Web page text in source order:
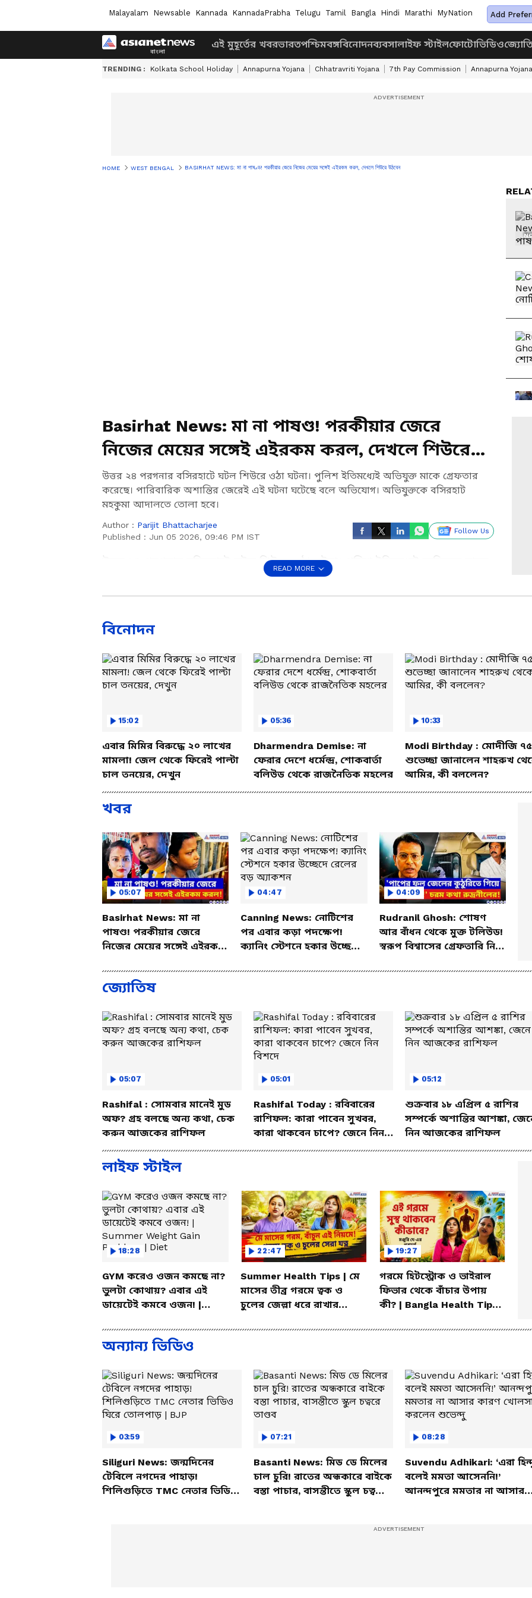
Malayalam Newsable Kannada KannadaPrabha Telugu Tamil Bangla Hindi Marathi MyNation Add
এই মুহূর্তের খবরভারতপশ্চিমবঙ্গবিনোদনব্যবসালাইফ স্টাইলফোটোভিডিও
TRENDING : Kolkata School Holiday Annapurna Yojana Chhatravriti Yojana 7th Pay Commission Annapurna
HOME WEST BENGAL BASIRHAT NEWS: মা না পাষণ্ড! পরকীয়ার জেরে নিজের মেয়ের সঙ্গেই এইরকম করল, দেখলে শিউরে উঠবেন
Basirhat News: মা না পাষণ্ড! পরকীয়ার জেরে
নিজের মেয়ের সঙ্গেই এইরকম করল, দেখলে শিউরে
উঠবেন
উত্তর ২৪ পরগনার বসিরহাটে ঘটল শিউরে ওঠা ঘটনা। পুলিশ ইতিমধ্যেই অভিযুক্ত মাকে গ্রেফতার
করেছে। পারিবারিক অশান্তির জেরেই এই ঘটনা ঘটেছে বলে অভিযোগ। অভিযুক্তকে বসিরহাট
মহকুমা আদালতে তোলা হবে।
Author : Parijit Bhattacharjee
Published : Jun 05 2026, 09:46 PM IST
Follow Us
উত্তর ২৪ পরগনার বসিরহাটে ঘটল শিউরে ওঠা ঘটনা। পুলিশ ইতিমধ্যেই অভিযুক্ত মাকে
গ্রেফতার করেছে। পারিবারিক অশান্তির জেরেই এই ঘটনা ঘটেছে বলে অভিযোগ।
অভিযুক্তকে বসিরহাট মহকুমা আদালতে তোলা হবে।
Add Asianetnews Bangla as a Preferred Source
READ MORE
বিনোদন
15:02
এবার মিমির বিরুদ্ধে ২০ লাখের
মামলা! জেল থেকে ফিরেই পাল্টা
চাল তনয়ের, দেখুন
05:36
Dharmendra Demise: না
ফেরার দেশে ধর্মেন্দ্র, শোকবার্তা
বলিউড থেকে রাজনৈতিক মহলের
10:33
Modi Birthday : মোদীজি
শুভেচ্ছা জানালেন শাহরুখ
আমির, কী বললেন?
খবর
05:07
Basirhat News: মা না
পাষণ্ড! পরকীয়ার জেরে
নিজের মেয়ের সঙ্গেই এইরকম
04:47
Canning News: নোটিশের
পর এবার কড়া পদক্ষেপ!
ক্যানিং স্টেশনে হকার উচ্ছেদে
04:09
Rudranil Ghosh: শোষণ
আর বাঁধন থেকে মুক্ত টলিউড!
স্বরূপ বিশ্বাসের গ্রেফতারি নিয়ে
জ্যোতিষ
05:07
Rashifal : সোমবার মানেই মুড
অফ? গ্রহ বলছে অন্য কথা, চেক
করুন আজকের রাশিফল
05:01
Rashifal Today : রবিবারের
রাশিফল: কারা পাবেন সুখবর,
কারা থাকবেন চাপে? জেনে নিন
05:12
শুক্রবার ১৮ এপ্রিল ৫ রাশির
সম্পর্কে অশান্তির আশঙ্কা,
নিন আজকের রাশিফল
লাইফ স্টাইল
18:28
GYM করেও ওজন কমছে না?
ভুলটা কোথায়? এবার এই
ডায়েটেই কমবে ওজন! |
Problem | Diet
22:47
Summer Health Tips | মে
মাসের তীব্র গরমে ত্বক ও
চুলের জেল্লা ধরে রাখার
19:27
গরমে হিটস্ট্রোক ও ভাইরাল
ফিভার থেকে বাঁচার উপায়
কী? | Bangla Health Tips |
অন্যান্য ভিডিও
03:59
Siliguri News: জন্মদিনের
টেবিলে নগদের পাহাড়!
শিলিগুড়িতে TMC নেতার ভিডিও
07:21
Basanti News: মিড ডে মিলের
চাল চুরি! রাতের অন্ধকারে বাইকে
বস্তা পাচার, বাসন্তীতে স্কুল চত্বরে
08:28
Suvendu Adhikari: ‘এরা
বলেই মমতা আসেননি!’
আনন্দপুরে মমতার না আসার